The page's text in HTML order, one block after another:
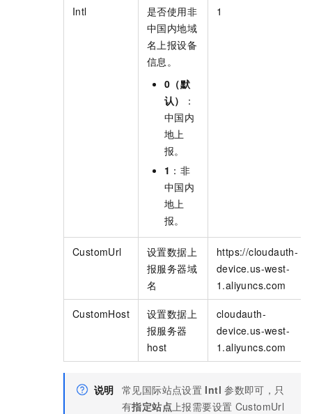
Intl
是否使用非
中国内地域
名上报设备
信息。
0（默
认）
：
中国内
地上
报。
1 ：非
中国内
地上
报。
1
CustomUrl
设置数据上
报服务器域
名
https://cloudauth-
device.us-west-
1.aliyuncs.com
CustomHost
设置数据上
报服务器
host
cloudauth-
device.us-west-
1.aliyuncs.com
说明 常见国际站点设置 Intl 参数即可，只
有指定站点 上报需要设置 CustomUrl